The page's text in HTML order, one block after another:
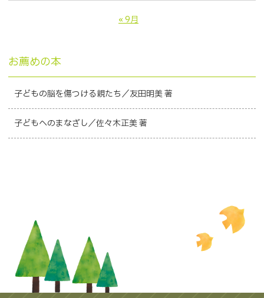
« 9月
お薦めの本
子どもの脳を傷つける親たち／友田明美 著
子どもへのまなざし／佐々木正美 著